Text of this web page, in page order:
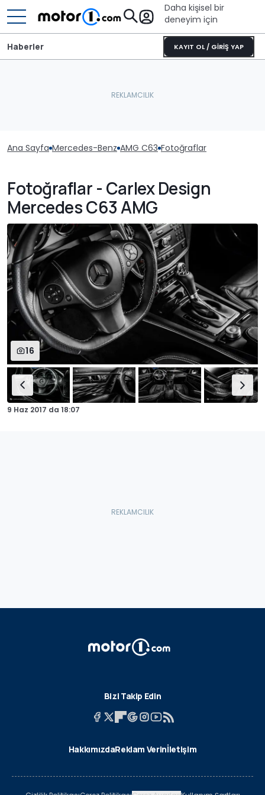
Daha kişisel bir
deneyim için
KAYIT OL / GİRİŞ YAP
Haberler
Ana Sayfa Mercedes-Benz AMG C63 Fotoğraflar
Fotoğraflar - Carlex Design
Mercedes C63 AMG
16
9 Haz 2017 da 18:07
Bizi Takip Edin
HakkımızdaReklam Verinİletişim